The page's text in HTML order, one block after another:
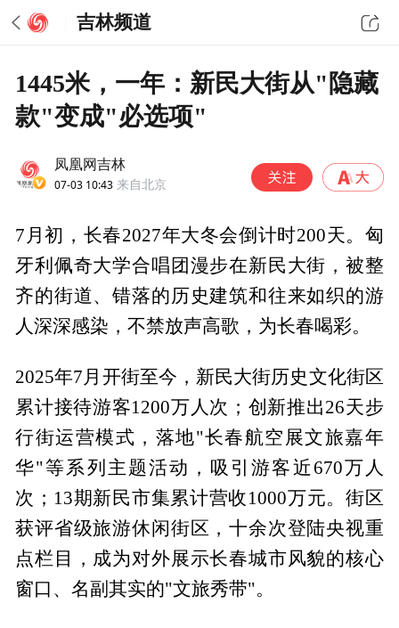
吉林频道
1445米，一年：新民大街从"隐藏
款"变成"必选项"
凤凰网吉林
07-03 10:43 来自北京
7月初，长春2027年大冬会倒计时200天。匈
牙利佩奇大学合唱团漫步在新民大街，被整
齐的街道、错落的历史建筑和往来如织的游
人深深感染，不禁放声高歌，为长春喝彩。
2025年7月开街至今，新民大街历史文化街区
累计接待游客1200万人次；创新推出26天步
行街运营模式，落地"长春航空展文旅嘉年
华"等系列主题活动，吸引游客近670万人
次；13期新民市集累计营收1000万元。街区
获评省级旅游休闲街区，十余次登陆央视重
点栏目，成为对外展示长春城市风貌的核心
窗口、名副其实的"文旅秀带"。